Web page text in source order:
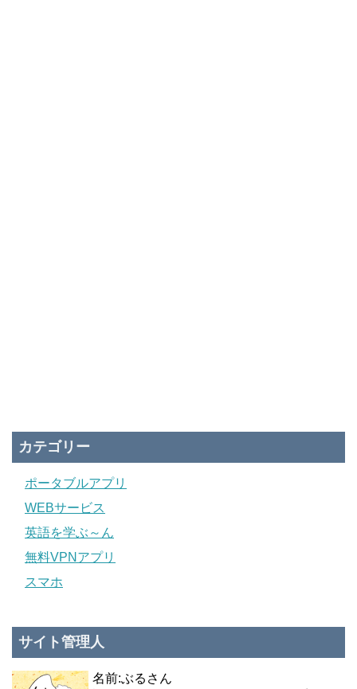
カテゴリー
ポータブルアプリ
WEBサービス
英語を学ぶ～ん
無料VPNアプリ
スマホ
サイト管理人
名前:ぶるさん